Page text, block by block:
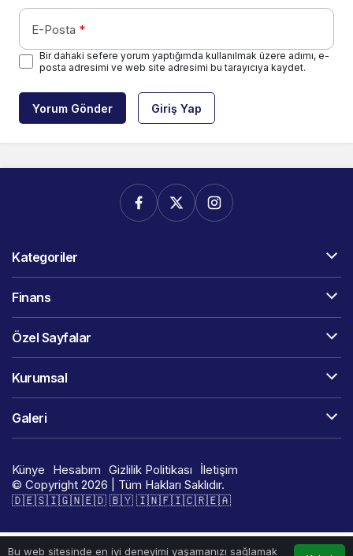
E-Posta *
Bir dahaki sefere yorum yaptığımda kullanılmak üzere adımı, e-
posta adresimi ve web site adresimi bu tarayıcıya kaydet.
Yorum Gönder Giriş Yap
Bu web sitesinde en iyi deneyimi yaşamanızı sağlamak
Kategoriler
Finans
Özel Sayfalar
Kurumsal
Galeri
Künye Hesabım Gizlilik Politikası
İletişim
© Copyright 2026 | Tüm Hakları Saklıdır.
🇩​​​​​🇪​​​​​🇸​​​​​🇮​​​​​🇬​​​​​🇳​​​​​🇪​​​​​🇩​​​​​ 🇧​​​​​🇾​​​​​ 🇮​​​​​🇳​​​​​🇫​​​​​🇮​​​​​🇨​​​​​🇷​​​​​🇪​​​​​🇦​​​​​​​​​​